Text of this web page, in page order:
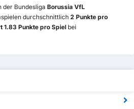
der Bundesliga Borussia VfL
durchschnittlich 2 Punkte pro
1.83 Punkte pro Spiel bei